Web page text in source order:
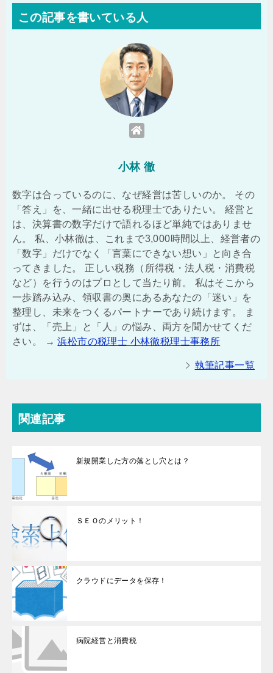
この記事を書いている人
小林 徹
数字は合っているのに、なぜ経営は苦しいのか。 その
「答え」を、一緒に出せる税理士でありたい。 経営と
は、決算書の数字だけで語れるほど単純ではありませ
ん。 私、小林徹は、これまで3,000時間以上、経営者の
「数字」だけでなく「言葉にできない想い」と向き合
ってきました。 正しい税務（所得税・法人税・消費税
など）を行うのはプロとして当たり前。 私はそこから
一歩踏み込み、領収書の奥にあるあなたの「迷い」を
整理し、未来をつくるパートナーであり続けます。 ま
ずは、「売上」と「人」の悩み、両方を聞かせてくだ
さい。 →浜松市の税理士 小林徹税理士事務所
執筆記事一覧
関連記事
新規開業した方の落とし穴とは？
ＳＥＯのメリット！
クラウドにデータを保存！
病院経営と消費税